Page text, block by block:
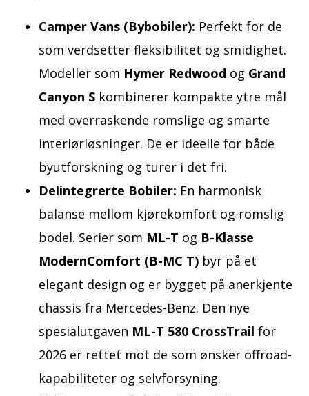
Camper Vans (Bybobiler): Perfekt for de
som verdsetter fleksibilitet og smidighet.
Modeller som Hymer Redwood og Grand
Canyon S kombinerer kompakte ytre mål
med overraskende romslige og smarte
interiørløsninger. De er ideelle for både
byutforskning og turer i det fri.
Delintegrerte Bobiler: En harmonisk
balanse mellom kjørekomfort og romslig
bodel. Serier som ML-T og B-Klasse
ModernComfort (B-MC T) byr på et
elegant design og er bygget på anerkjente
chassis fra Mercedes-Benz. Den nye
spesialutgaven ML-T 580 CrossTrail for
2026 er rettet mot de som ønsker offroad-
kapabiliteter og selvforsyning.